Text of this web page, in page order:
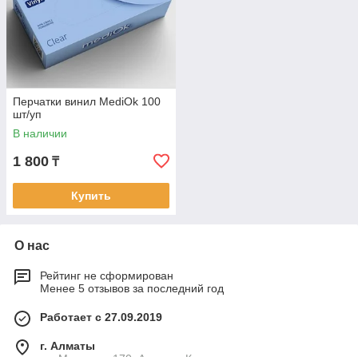
Перчатки винил MediOk 100
шт/уп
В наличии
1 800 ₸
Купить
О нас
Рейтинг не сформирован
Менее 5 отзывов за последний год
Работает с 27.09.2019
г. Алматы